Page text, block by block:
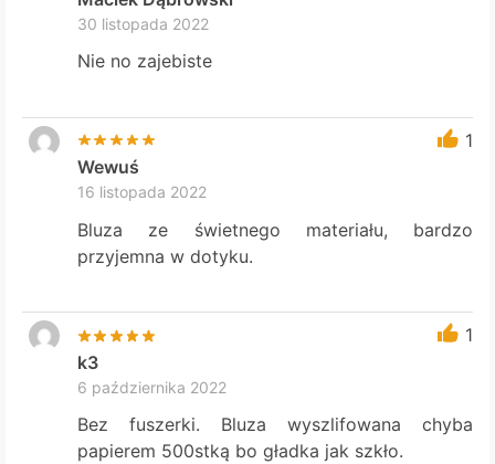
30 listopada 2022
Nie no zajebiste
1
Wewuś
16 listopada 2022
Bluza ze świetnego materiału, bardzo
przyjemna w dotyku.
1
k3
6 października 2022
Bez fuszerki. Bluza wyszlifowana chyba
papierem 500stką bo gładka jak szkło.